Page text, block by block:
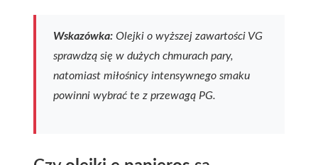
Wskazówka: Olejki o wyższej zawartości VG
sprawdzą się w dużych chmurach pary,
natomiast miłośnicy intensywnego smaku
powinni wybrać te z przewagą PG.